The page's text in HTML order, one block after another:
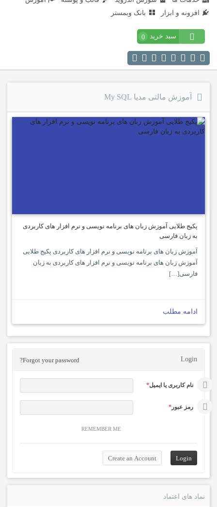
افزونه و ابزار
بانک وبمستر
سبد خرید 0
آموزش مالتی مدیا My SQL
پکیج طلایی آموزش زبان های برنامه نویسی و نرم افزار های کاربردی
به زبان فارسی
آموزش زبان های برنامه نویسی و نرم افزار های کاربردی پکیج طلایی
آموزش زبان های برنامه نویسی و نرم افزار های کاربردی به زبان
فارسی[…]
ادامه مطلب
Login
Forgot your password?
نام کاربری یا ایمیل*
رمز عبور *
REMEMBER ME
نماد های اعتماد